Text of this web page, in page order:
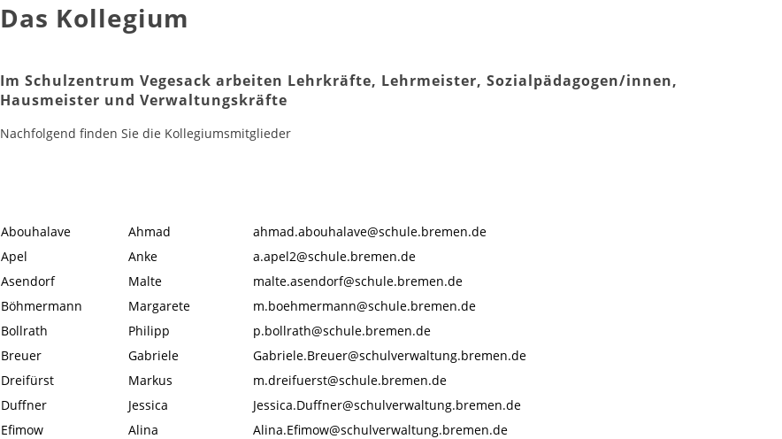
Das Kollegium
Im Schulzentrum Vegesack arbeiten Lehrkräfte, Lehrmeister, Sozialpädagogen/innen,
Hausmeister und Verwaltungskräfte
Nachfolgend finden Sie die Kollegiumsmitglieder
Abouhalave Ahmad
ahmad.abouhalave@schule.bremen.de
Apel
Anke
a.apel2@schule.bremen.de
Asendorf
Malte
malte.asendorf@schule.bremen.de
Böhmermann
Margarete
m.boehmermann@schule.bremen.de
Bollrath
Philipp
p.bollrath@schule.bremen.de
Breuer
Gabriele
Gabriele.Breuer@schulverwaltung.bremen.de
Dreifürst
Markus
m.dreifuerst@schule.bremen.de
Duffner
Jessica
Jessica.Duffner@schulverwaltung.bremen.de
Efimow
Alina
Alina.Efimow@schulverwaltung.bremen.de